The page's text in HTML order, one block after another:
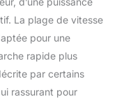
La plage de vitesse
pour une
rapide plus
par certains
rassurant pour